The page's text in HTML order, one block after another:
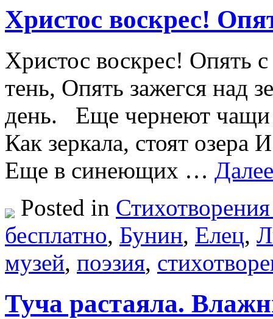
Христос воскрес!
Христос воскрес! Опять
тень, Опять зажегся над
день. Еще чернеют чащи
Как зеркала, стоят
Еще в синеющих …
Posted in
бесплатно, Бунин, Елец,
музей, поэзия,
Туча растаяла.